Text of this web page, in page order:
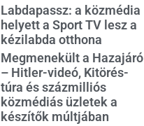
Labdapassz: a közmédia
helyett a Sport TV lesz a
kézilabda otthona
Megmenekült a Hazajáró
– Hitler-videó, Kitörés-
túra és százmilliós
közmédiás üzletek a
készítők múltjában